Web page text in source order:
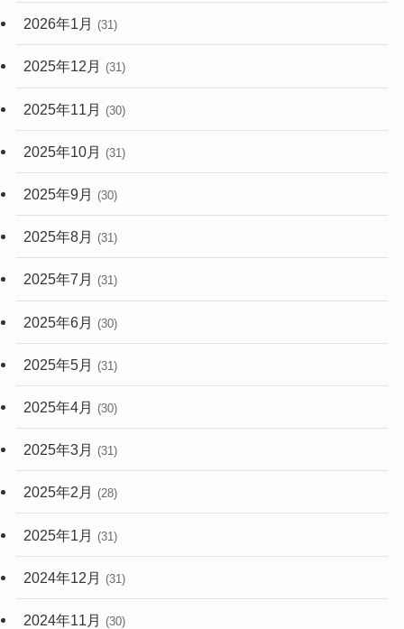
2026年1月 (31)
2025年12月 (31)
2025年11月 (30)
2025年10月 (31)
2025年9月 (30)
2025年8月 (31)
2025年7月 (31)
2025年6月 (30)
2025年5月 (31)
2025年4月 (30)
2025年3月 (31)
2025年2月 (28)
2025年1月 (31)
2024年12月 (31)
2024年11月 (30)